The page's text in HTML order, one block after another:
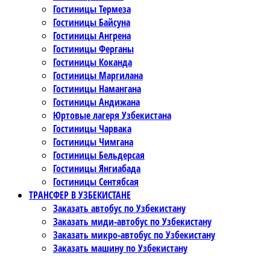
Гостиницы Термеза
Гостиницы Байсуна
Гостиницы Ангрена
Гостиницы Ферганы
Гостиницы Коканда
Гостиницы Маргилана
Гостиницы Намангана
Гостиницы Андижана
Юртовые лагеря Узбекистана
Гостиницы Чарвака
Гостиницы Чимгана
Гостиницы Бельдерсая
Гостиницы Янгиабада
Гостиницы Сентябсая
ТРАНСФЕР В УЗБЕКИСТАНЕ
Заказать автобус по Узбекистану
Заказать миди-автобус по Узбекистану
Заказать микро-автобус по Узбекистану
Заказать машину по Узбекистану